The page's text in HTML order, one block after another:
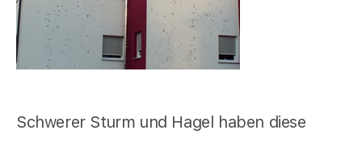
Schwerer Sturm und Hagel haben diese